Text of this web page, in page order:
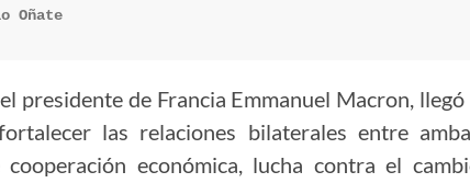
Oñate
presidente de Francia Emmanuel Macron, llegó
las relaciones bilaterales entre
económica, lucha contra el